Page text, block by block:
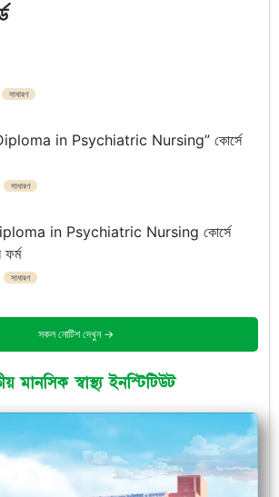
সাধারণ
in Psychiatric Nursing” কোর্সে
সাধারণ
Diploma in Psychiatric Nursing কোর্সে
সাধারণ
সকল নোটিশ দেখুন →
মানসিক স্বাস্থ্য ইনস্টিটিউট